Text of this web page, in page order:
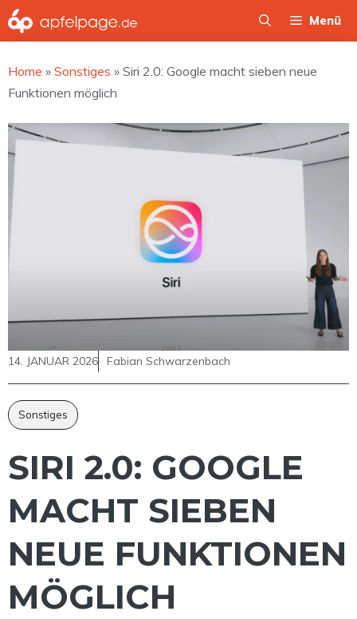
Zum
Inhalt
Menü
Home » Sonstiges » Siri 2.0: Google macht sieben neue
Funktionen möglich
14. JANUAR 2026 Fabian Schwarzenbach
Sonstiges
SIRI 2.0: GOOGLE
MACHT SIEBEN
NEUE FUNKTIONEN
MÖGLICH